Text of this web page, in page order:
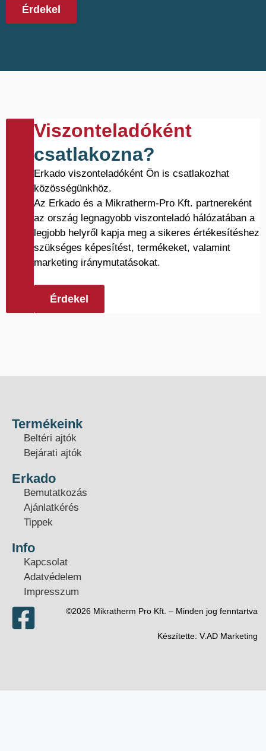
Érdekel
Viszonteladóként
csatlakozna?
Erkado viszonteladóként Ön is csatlakozhat
közösségünkhöz.
Az Erkado és a Mikratherm-Pro Kft. partnereként
az ország legnagyobb viszonteladó hálózatában a
legjobb helyről kapja meg a sikeres értékesítéshez
szükséges képesítést, termékeket, valamint
marketing iránymutatásokat.
Érdekel
Termékeink
Beltéri ajtók
Bejárati ajtók
Erkado
Bemutatkozás
Ajánlatkérés
Tippek
Info
Kapcsolat
Adatvédelem
Impresszum
©2026 Mikratherm Pro Kft. – Minden jog fenntartva​
Készítette: V.AD Marketing